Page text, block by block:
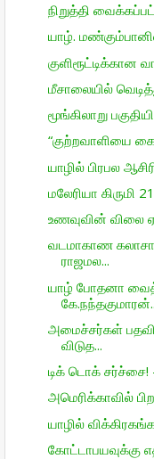
நிறுத்தி
யாழ். மண்கும்பானில்
குளிரூட்டிக்கான
மீசாலையில்
மூங்கிலாறு
“குற்றவாளியை
யாழில் பிரபல
மலேரியா கிருமி
உணவுவின் விலை
வடமாகாண
ராஜமல...
யாழ் போதனா
அமைச்சர்கள்
விடுத...
டிக் டொக் சர்ச்சை!
அமெரிக்காவில்
யாழில்
கோட்டாபயவுக்கு